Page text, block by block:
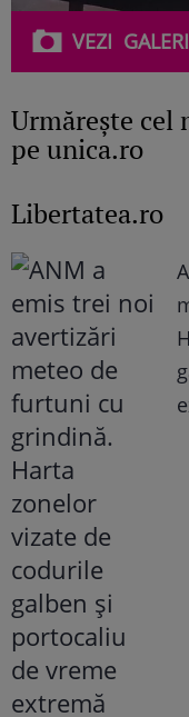
VEZI
Urmăreşte cel
pe unica.ro
Libertatea.ro